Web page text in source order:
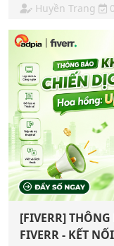
Huyền Trang
[FIVERR]
FIVERR - KẾT